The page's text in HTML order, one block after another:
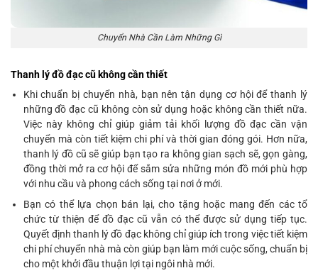
Chuyển Nhà Cần Làm Những Gì
Thanh lý đồ đạc cũ không cần thiết
Khi chuẩn bị chuyển nhà, bạn nên tận dụng cơ hội để thanh lý
những đồ đạc cũ không còn sử dụng hoặc không cần thiết nữa.
Việc này không chỉ giúp giảm tải khối lượng đồ đạc cần vận
chuyển mà còn tiết kiệm chi phí và thời gian đóng gói. Hơn nữa,
thanh lý đồ cũ sẽ giúp bạn tạo ra không gian sạch sẽ, gọn gàng,
đồng thời mở ra cơ hội để sắm sửa những món đồ mới phù hợp
với nhu cầu và phong cách sống tại nơi ở mới.
Bạn có thể lựa chọn bán lại, cho tặng hoặc mang đến các tổ
chức từ thiện để đồ đạc cũ vẫn có thể được sử dụng tiếp tục.
Quyết định thanh lý đồ đạc không chỉ giúp ích trong việc tiết kiệm
chi phí chuyển nhà mà còn giúp bạn làm mới cuộc sống, chuẩn bị
cho một khởi đầu thuận lợi tại ngôi nhà mới.